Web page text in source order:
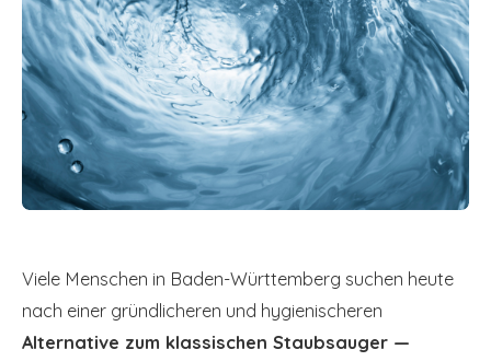
Viele Menschen in Baden-Württemberg suchen heute
nach einer gründlicheren und hygienischeren
Alternative zum klassischen Staubsauger —